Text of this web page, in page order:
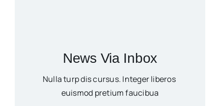
News Via Inbox
Nulla turp dis cursus. Integer liberos
euismod pretium faucibua